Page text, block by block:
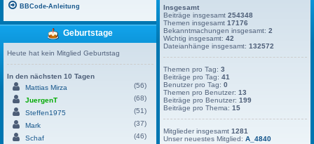
BBCode-Anleitung
Geburtstage
Heute hat kein Mitglied Geburtstag
In den nächsten 10 Tagen
Mattias Mirza
(56)
JuergenT
(68)
Steffen1975
(51)
Mark
(37)
Schaf
(46)
Insgesamt
Beiträge insgesamt254348
Themen insgesamt17176
Bekanntmachungen insgesamt:2
Wichtig insgesamt:42
Dateianhänge insgesamt:132572
Themen pro Tag:3
Beiträge pro Tag:41
Benutzer pro Tag:0
Themen pro Benutzer:13
Beiträge pro Benutzer:199
Beiträge pro Thema:15
Mitglieder insgesamt1281
Unser neuestes Mitglied:A_4840